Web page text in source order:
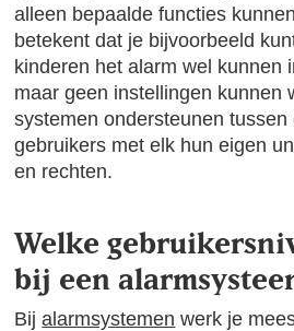
alleen bepaalde functies
betekent dat je bijvoorbeeld
kinderen het alarm wel kunnen
maar geen instellingen kunnen
systemen ondersteunen tussen
gebruikers met elk hun eigen
en rechten.
Welke
bij een
Bijalarmsystemen werk je